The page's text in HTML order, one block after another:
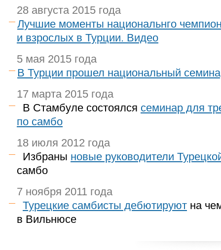
28 августа 2015 года
Лучшие моменты национальнго
и взрослых в Турции. Видео
5 мая 2015 года
В Турции прошел национальный
17 марта 2015 года
В Стамбуле состоялся семинар для
по самбо
18 июля 2012 года
Избраны новые руководители
самбо
7 ноября 2011 года
Турецкие самбисты дебютируют на
в Вильнюсе